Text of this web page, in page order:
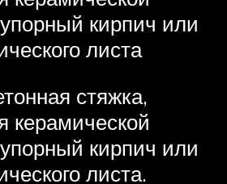
кирпич или
листа
стяжка,
керамической
кирпич или
листа.